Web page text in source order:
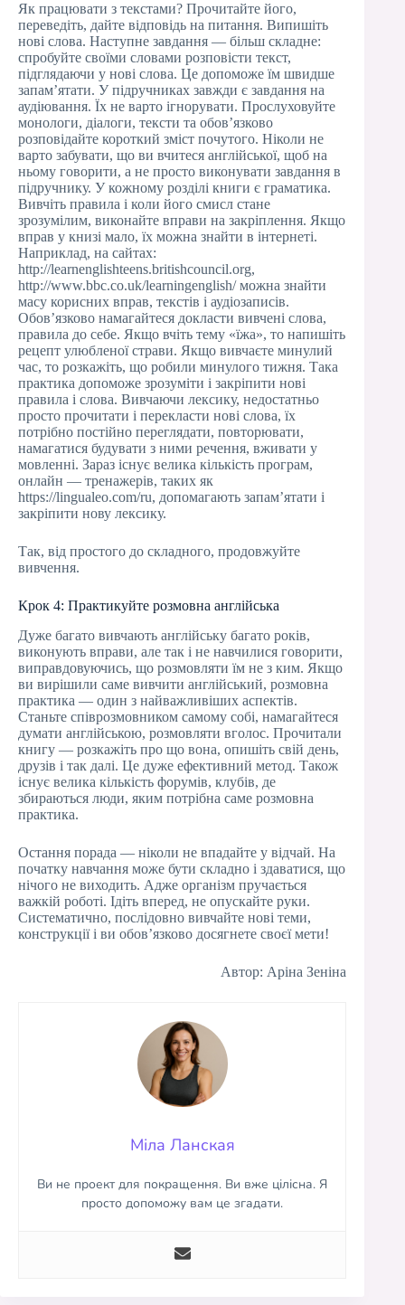
Як працювати з текстами? Прочитайте його,
переведіть, дайте відповідь на питання. Випишіть
нові слова. Наступне завдання — більш складне:
спробуйте своїми словами розповісти текст,
підглядаючи у нові слова. Це допоможе їм швидше
запам’ятати. У підручниках завжди є завдання на
аудіювання. Їх не варто ігнорувати. Прослуховуйте
монологи, діалоги, тексти та обов’язково
розповідайте короткий зміст почутого. Ніколи не
варто забувати, що ви вчитеся англійської, щоб на
ньому говорити, а не просто виконувати завдання в
підручнику. У кожному розділі книги є граматика.
Вивчіть правила і коли його смисл стане
зрозумілим, виконайте вправи на закріплення. Якщо
вправ у книзі мало, їх можна знайти в інтернеті.
Наприклад, на сайтах:
http://learnenglishteens.britishcouncil.org,
http://www.bbc.co.uk/learningenglish/ можна знайти
масу корисних вправ, текстів і аудіозаписів.
Обов’язково намагайтеся докласти вивчені слова,
правила до себе. Якщо вчіть тему «їжа», то напишіть
рецепт улюбленої страви. Якщо вивчаєте минулий
час, то розкажіть, що робили минулого тижня. Така
практика допоможе зрозуміти і закріпити нові
правила і слова. Вивчаючи лексику, недостатньо
просто прочитати і перекласти нові слова, їх
потрібно постійно переглядати, повторювати,
намагатися будувати з ними речення, вживати у
мовленні. Зараз існує велика кількість програм,
онлайн — тренажерів, таких як
https://lingualeo.com/ru, допомагають запам’ятати і
закріпити нову лексику.
Так, від простого до складного, продовжуйте
вивчення.
Крок 4: Практикуйте розмовна англійська
Дуже багато вивчають англійську багато років,
виконують вправи, але так і не навчилися говорити,
виправдовуючись, що розмовляти їм не з ким. Якщо
ви вирішили саме вивчити англійський, розмовна
практика — один з найважливіших аспектів.
Станьте співрозмовником самому собі, намагайтеся
думати англійською, розмовляти вголос. Прочитали
книгу — розкажіть про що вона, опишіть свій день,
друзів і так далі. Це дуже ефективний метод. Також
існує велика кількість форумів, клубів, де
збираються люди, яким потрібна саме розмовна
практика.
Остання порада — ніколи не впадайте у відчай. На
початку навчання може бути складно і здаватися, що
нічого не виходить. Адже організм пручається
важкій роботі. Ідіть вперед, не опускайте руки.
Систематично, послідовно вивчайте нові теми,
конструкції і ви обов’язково досягнете своєї мети!
Автор: Аріна Зеніна
Міла Ланская
Ви не проект для покращення. Ви вже цілісна. Я
просто допоможу вам це згадати.